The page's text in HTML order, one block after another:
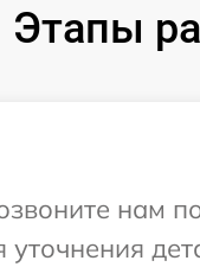
Этапы
нам